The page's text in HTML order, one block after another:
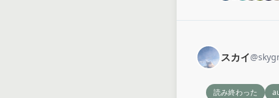
スカイ@
読み終わった